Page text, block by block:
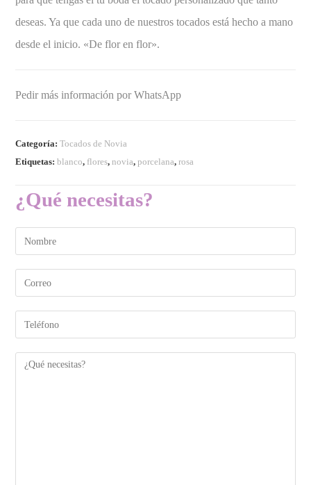
deseas. Ya que cada uno de nuestros tocados está hecho a mano
desde el inicio. «De flor en flor».
Pedir más información por WhatsApp
Categoría:Tocados de Novia
Etiquetas:blanco, flores,novia,porcelana,rosa
¿Qué necesitas?